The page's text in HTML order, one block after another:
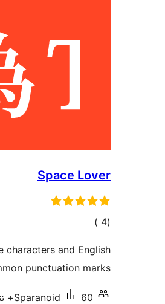
Space Lover
(4
إجمالي)
characters and English
punctuation marks
Sparanoid 60+ تنصيب نشط